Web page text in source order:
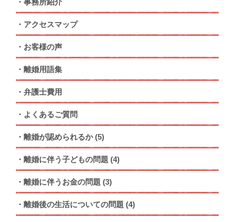
事務所紹介
アクセスマップ
お客様の声
離婚用語集
弁護士費用
よくあるご質問
離婚が認められるか (5)
離婚に伴う子どもの問題 (4)
離婚に伴うお金の問題 (3)
離婚後の生活についての問題 (4)